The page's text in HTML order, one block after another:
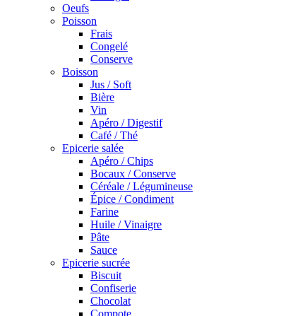
Oeufs
Poisson
Frais
Congelé
Conserve
Boisson
Jus / Soft
Bière
Vin
Apéro / Digestif
Café / Thé
Epicerie salée
Apéro / Chips
Bocaux / Conserve
Céréale / Légumineuse
Épice / Condiment
Farine
Huile / Vinaigre
Pâte
Sauce
Epicerie sucrée
Biscuit
Confiserie
Chocolat
Compote